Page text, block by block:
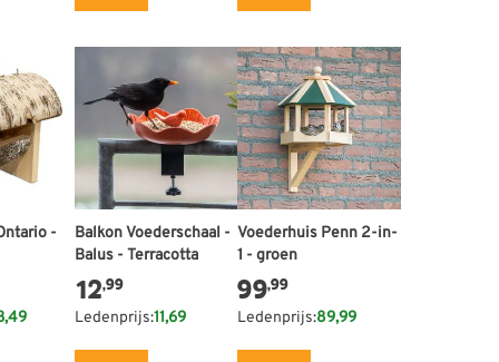
-
Balkon Voederschaal -
Balus - Terracotta
12,99
Ledenprijs:11,69
Voederhuis Penn 2-in-
1 - groen
99,99
Ledenprijs:89,99